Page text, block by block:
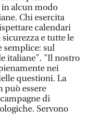
alcun modo
Chi esercita
calendari
e tutte le
semplice: sul
italiane". "Il nostro
nei
questioni. La
può essere
di
Servono